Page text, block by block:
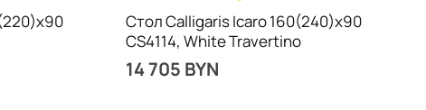
Стол Calligaris Icaro 160(240)х90
CS4114, White Travertino
14 705 BYN